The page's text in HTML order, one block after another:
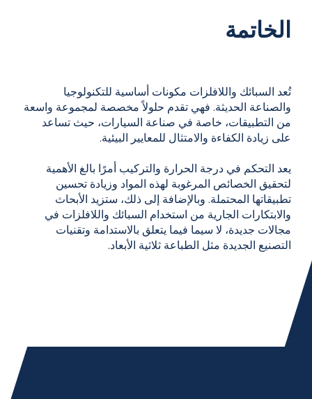
الخاتمة
تُعد السبائك واللافلزات مكونات أساسية للتكنولوجيا
والصناعة الحديثة. فهي تقدم حلولاً مخصصة لمجموعة واسعة
من التطبيقات، خاصة في صناعة السيارات، حيث تساعد
على زيادة الكفاءة والامتثال للمعايير البيئية.
يعد التحكم في درجة الحرارة والتركيب أمرًا بالغ الأهمية
لتحقيق الخصائص المرغوبة لهذه المواد وزيادة تحسين
تطبيقاتها المحتملة. وبالإضافة إلى ذلك، ستزيد الأبحاث
والابتكارات الجارية من استخدام السبائك واللافلزات في
مجالات جديدة، لا سيما فيما يتعلق بالاستدامة وتقنيات
التصنيع الجديدة مثل الطباعة ثلاثية الأبعاد.